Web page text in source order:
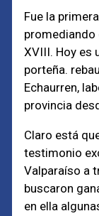
Fue la
promediando
XVIII. Hoy es
porteña.
Echaurren,
provincia
Claro está
testimonio
Valparaíso a
buscaron
en ella